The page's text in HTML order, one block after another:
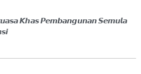
𝙆𝙝𝙖𝙨 𝙋𝙚𝙢𝙗𝙖𝙣𝙜𝙪𝙣𝙖𝙣 𝙎𝙚𝙢𝙪𝙡𝙖